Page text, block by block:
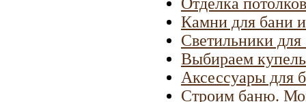
Камни для бани
Светильники
Выбираем
Аксессуары для
Строим баню.